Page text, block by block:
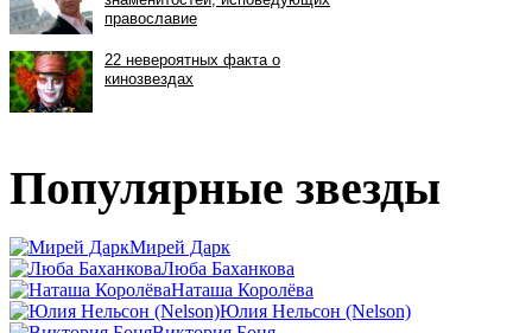
Популярные звезды
Мирей Дарк
Люба Баханкова
Наташа Королёва
Юлия Нельсон (Nelson)